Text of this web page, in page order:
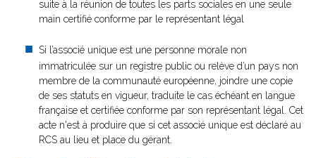
suite à la réunion de toutes les parts sociales en une seule
main certifié conforme par le représentant légal
Si l’associé unique est une personne morale non
immatriculée sur un registre public ou relève d’un pays non
membre de la communauté européenne, joindre une copie
de ses statuts en vigueur, traduite le cas échéant en langue
française et certifiée conforme par son représentant légal. Cet
acte n'est à produire que si cet associé unique est déclaré au
RCS au lieu et place du gérant.